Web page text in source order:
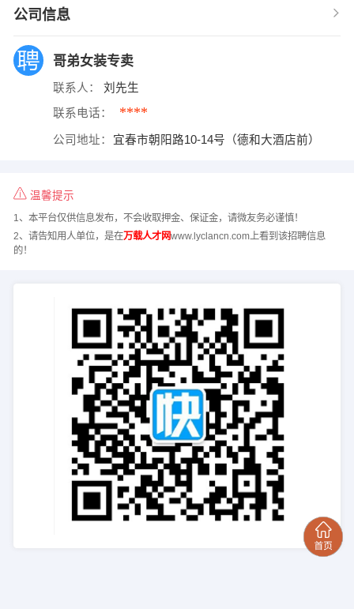
公司信息
哥弟女装专卖
联系人： 刘先生
联系电话： ****
公司地址： 宜春市朝阳路10-14号（德和大酒店前）
温馨提示
1、本平台仅供信息发布，不会收取押金、保证金，请微友务必谨慎！
2、请告知用人单位，是在万载人才网www.lyclancn.com上看到该招聘信息
的！